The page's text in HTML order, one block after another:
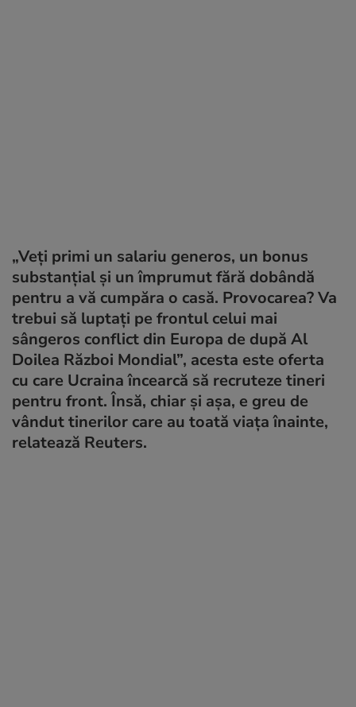
„Veți primi un salariu generos, un bonus
substanțial și un împrumut fără dobândă
pentru a vă cumpăra o casă. Provocarea? Va
trebui să luptați pe frontul celui mai
sângeros conflict din Europa de după Al
Doilea Război Mondial”, acesta este oferta
cu care Ucraina încearcă să recruteze tineri
pentru front. Însă, chiar și așa, e greu de
vândut tinerilor care au toată viața înainte,
relatează Reuters.